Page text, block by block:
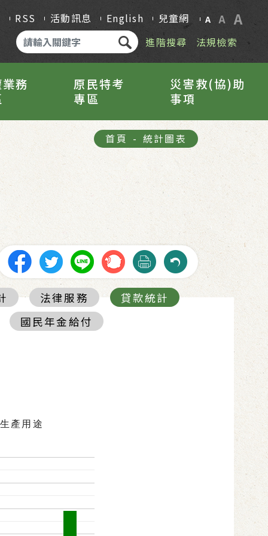
RSS 活動訊息 English 兒童網 A A A
進階搜尋 法規檢索
務
原民特考
專區
災害救(協)助
事項
首頁 - 統計圖表
法律服務
貸款統計
國民年金給付
產用途